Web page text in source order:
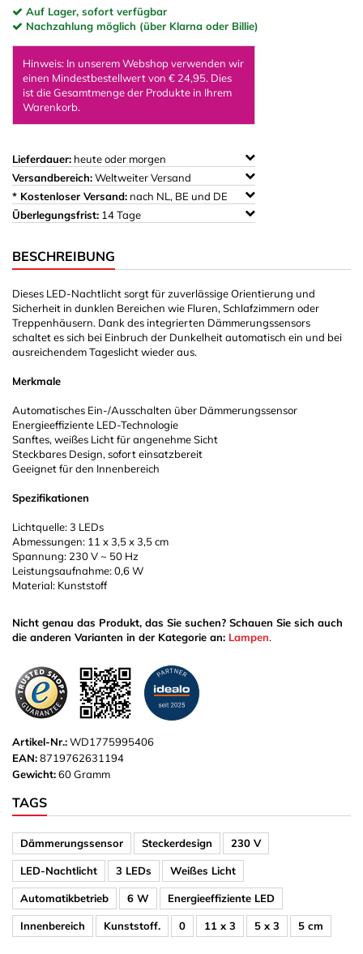
Auf Lager, sofort verfügbar
Nachzahlung möglich (über Klarna oder Billie)
Hinweis: In unserem Webshop verwenden wir
einen Mindestbestellwert von € 24,95. Dies
ist die Gesamtmenge der Produkte in Ihrem
Warenkorb.
Lieferdauer: heute oder morgen
Versandbereich:Weltweiter Versand
* Kostenloser Versand: nach NL, BE und DE
Überlegungsfrist: 14 Tage
BESCHREIBUNG
Dieses LED-Nachtlicht sorgt für zuverlässige Orientierung und
Sicherheit in dunklen Bereichen wie Fluren, Schlafzimmern oder
Treppenhäusern. Dank des integrierten Dämmerungssensors
schaltet es sich bei Einbruch der Dunkelheit automatisch ein und bei
ausreichendem Tageslicht wieder aus.
Merkmale
Automatisches Ein-/Ausschalten über Dämmerungssensor
Energieeffiziente LED-Technologie
Sanftes, weißes Licht für angenehme Sicht
Steckbares Design, sofort einsatzbereit
Geeignet für den Innenbereich
Spezifikationen
Lichtquelle: 3 LEDs
Abmessungen: 11 x 3,5 x 3,5 cm
Spannung: 230 V ~ 50 Hz
Leistungsaufnahme: 0,6 W
Material: Kunststoff
Nicht genau das Produkt, das Sie suchen? Schauen Sie sich auch
die anderen Varianten in der Kategorie an: Lampen.
Artikel-Nr.:WD1775995406
EAN:8719762631194
Gewicht:60 Gramm
TAGS
Dämmerungssensor Steckerdesign 230 V
LED-Nachtlicht 3 LEDs Weißes Licht
Automatikbetrieb 6 W Energieeffiziente LED
Innenbereich Kunststoff. 0 11 x 3 5 x 3 5 cm